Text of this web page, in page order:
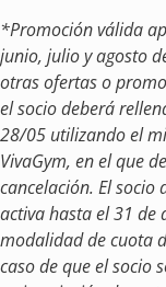
*Promoción válida
junio, julio y agosto
otras ofertas o
el socio deberá
28/05 utilizando el
VivaGym, en el que
cancelación. El
activa hasta el 31 de
modalidad de cuota
caso de que el socio